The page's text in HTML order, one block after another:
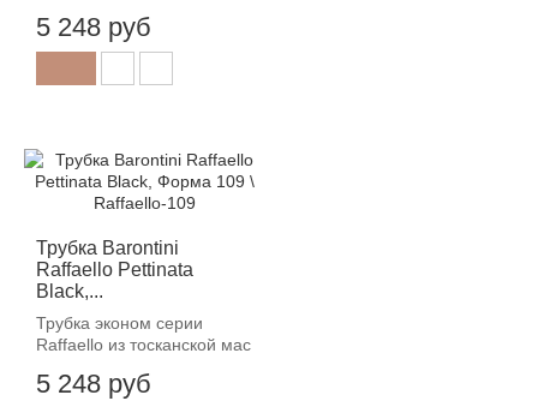
5 248 руб
Трубка Barontini
Raffaello Pettinata
Black,...
Трубка эконом серии
Raffaello из тосканской мас
5 248 руб